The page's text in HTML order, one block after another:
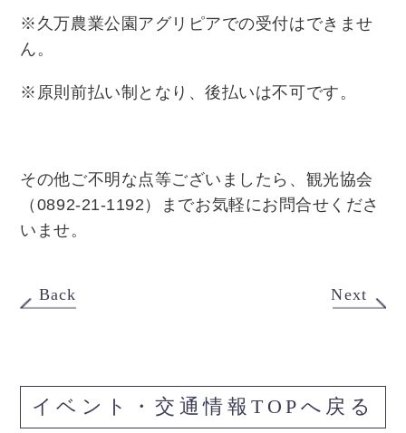
※久万農業公園アグリピアでの受付はできませ
ん。
※原則前払い制となり、後払いは不可です。
その他ご不明な点等ございましたら、観光協会
（ 0892-21-1192 ）までお気軽にお問合せくださ
いませ。
Back Next
イベント・交通情報TOPへ戻る